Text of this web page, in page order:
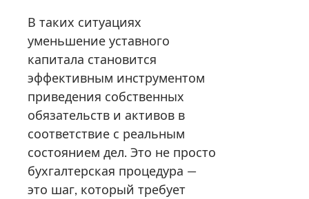
В таких ситуациях
уменьшение уставного
капитала становится
эффективным инструментом
приведения собственных
обязательств и активов в
соответствие с реальным
состоянием дел. Это не просто
бухгалтерская процедура —
это шаг, который требует